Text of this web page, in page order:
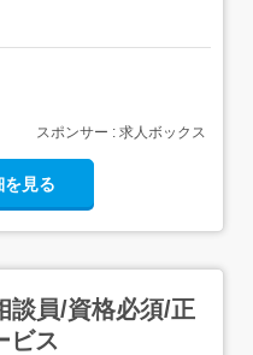
スポンサー : 求人ボックス
を見る
談員/資格必須/正
ビス